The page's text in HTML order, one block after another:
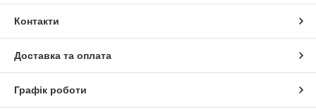
Контакти
Доставка та оплата
Графік роботи